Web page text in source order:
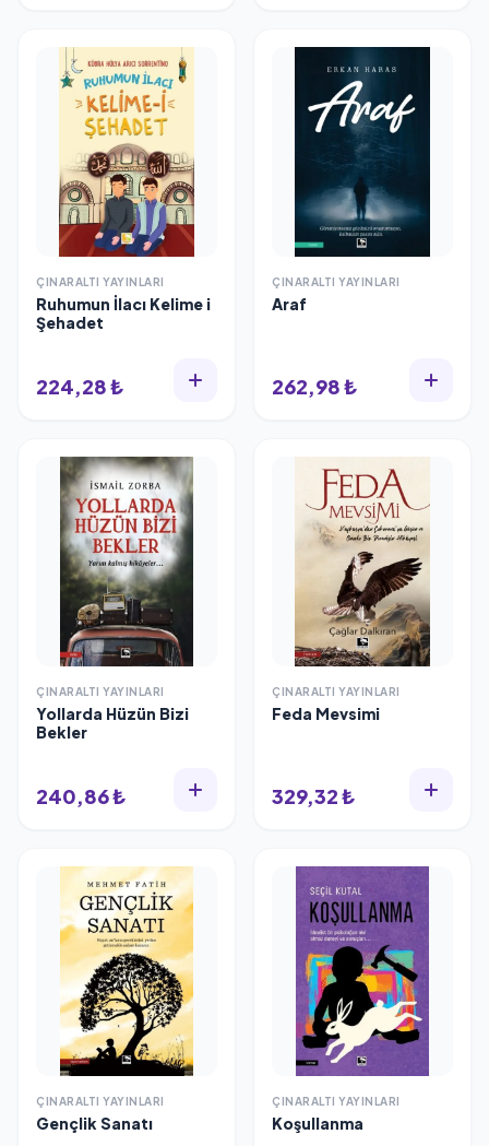
ÇINARALTI YAYINLARI
Ruhumun İlacı Kelime i
Şehadet
224,28 ₺
ÇINARALTI YAYINLARI
Araf
262,98 ₺
ÇINARALTI YAYINLARI
Yollarda Hüzün Bizi
Bekler
240,86 ₺
ÇINARALTI YAYINLARI
Feda Mevsimi
329,32 ₺
ÇINARALTI YAYINLARI
Gençlik Sanatı
ÇINARALTI YAYINLARI
Koşullanma